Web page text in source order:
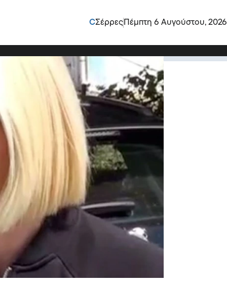
CΣέρρες Πέμπτη 6 Αυγούστου, 2026
με τρομάζει η